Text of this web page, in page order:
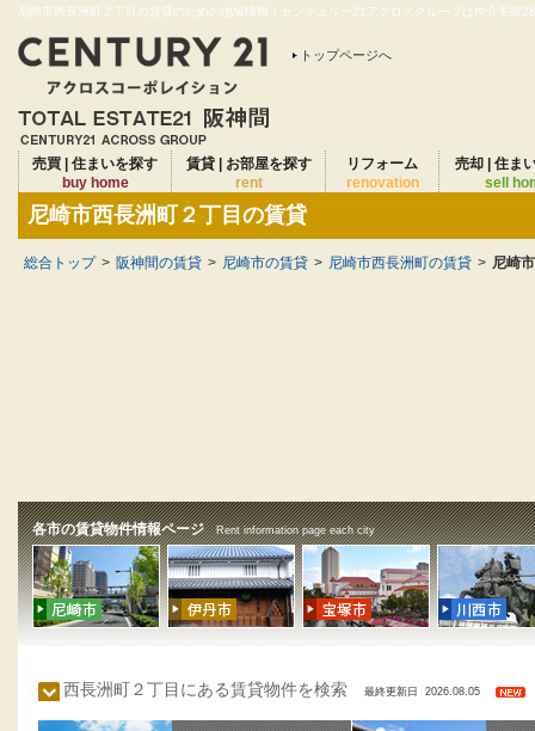
尼崎市西長洲町２丁目の賃貸のための地域情報｜センチュリー21アクロスグループは仲介実績
トップページへ
売買 | 住まいを探す
buy home
賃貸 | お部屋を探す
rent
リフォーム
renovation
売却 | 住ま
sell
尼崎市西長洲町２丁目の賃貸
総合トップ > 阪神間の賃貸 > 尼崎市の賃貸 > 尼崎市西長洲町の賃貸 > 尼崎
各市の賃貸物件情報ページ Rent information page each city
西長洲町２丁目にある賃貸物件を検索 最終更新日 2026.08.05